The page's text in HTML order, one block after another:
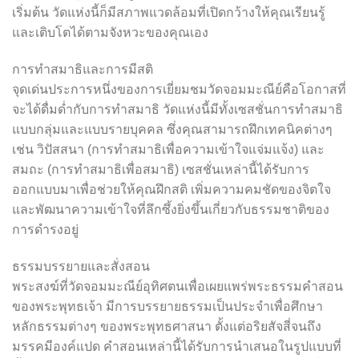
เริ่มต้น วัดแห่งนี้ก็มีสภาพแวดล้อมที่เปิดกว้างให้คุณเรียนรู้
และเติบโตได้ตามจังหวะของคุณเอง
การทำสมาธิและการมีสติ
จุดเด่นประการหนึ่งของการเยี่ยมชมวัดจอมมะณีย์คือโอกาสที่
จะได้ดื่มด่ำกับการทำสมาธิ วัดแห่งนี้มีทั้งเซสชั่นการทำสมาธิ
แบบกลุ่มและแบบรายบุคคล ซึ่งคุณสามารถฝึกเทคนิคต่างๆ
เช่น วิปัสสนา (การทำสมาธิเพื่อความเข้าใจแจ่มแจ้ง) และ
สมถะ (การทำสมาธิเพื่อสมาธิ) เซสชั่นเหล่านี้ได้รับการ
ออกแบบมาเพื่อช่วยให้คุณฝึกสติ เพิ่มความคมชัดของจิตใจ
และพัฒนาความเข้าใจที่ลึกซึ้งยิ่งขึ้นเกี่ยวกับธรรมชาติของ
การดำรงอยู่
ธรรมบรรยายและสั่งสอน
พระสงฆ์ที่วัดจอมมะณีย์อุทิศตนเพื่อเผยแพร่พระธรรมคำสอน
ของพระพุทธเจ้า มีการบรรยายธรรมเป็นประจำเพื่อศึกษา
หลักธรรมต่างๆ ของพระพุทธศาสนา ตั้งแต่อริยสัจสี่จนถึง
มรรคมีองค์แปด คำสอนเหล่านี้ได้รับการนำเสนอในรูปแบบที่